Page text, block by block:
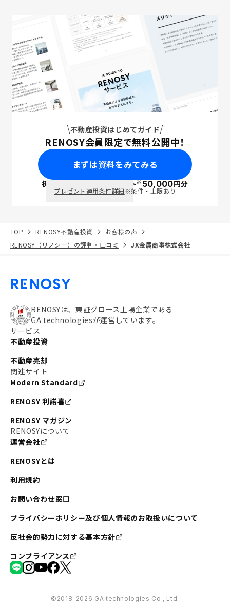
不動産投資はじめてガイド
RENOSY会員限定で無料公開中！
まずは資料をみてみる
初回面談で ポイント※50,000円分
プレゼント適用条件詳細※条件・上限あり
TOP RENOSY不動産投資
お客様の声
RENOSY（リノシー）の評判・口コミ
JX金属商事株式会社
RENOSYは、東証グロース上場企業である
GA technologiesが運営しています。
サービス
不動産投資
不動産売却
関連サイト
Modern Standard
RENOSY 利諾喜
RENOSY マガジン
RENOSYについて
運営会社
RENOSYとは
利用規約
お問い合わせ窓口
プライバシーポリシー及び個人情報のお取扱いについて
反社会的勢力に対する基本方針
コンプライアンス
©︎2018-2026 GA technologies Co., Ltd.